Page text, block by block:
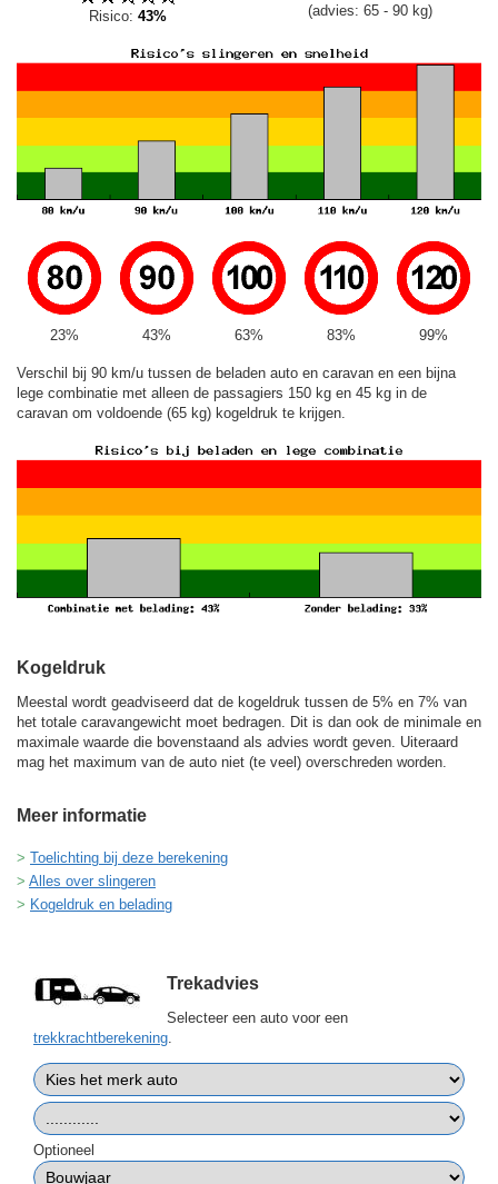
Risico:43%
(advies: 65 - 90 kg)
23% 43% 63% 83% 99%
Verschil bij 90 km/u tussen de beladen auto en caravan en een bijna
lege combinatie met alleen de passagiers 150 kg en 45 kg in de
caravan om voldoende (65 kg) kogeldruk te krijgen.
Kogeldruk
Meestal wordt geadviseerd dat de kogeldruk tussen de 5% en 7% van
het totale caravangewicht moet bedragen. Dit is dan ook de minimale en
maximale waarde die bovenstaand als advies wordt geven. Uiteraard
mag het maximum van de auto niet (te veel) overschreden worden.
Meer informatie
Toelichting bij deze berekening
Alles over slingeren
Kogeldruk en belading
Trekadvies
Selecteer een auto voor een
trekkrachtberekening
Optioneel